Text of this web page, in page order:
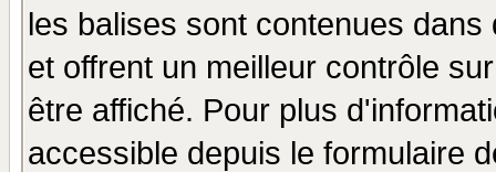
les balises sont contenues
et offrent un meilleur contrôle
être affiché. Pour plus
accessible depuis le formulaire